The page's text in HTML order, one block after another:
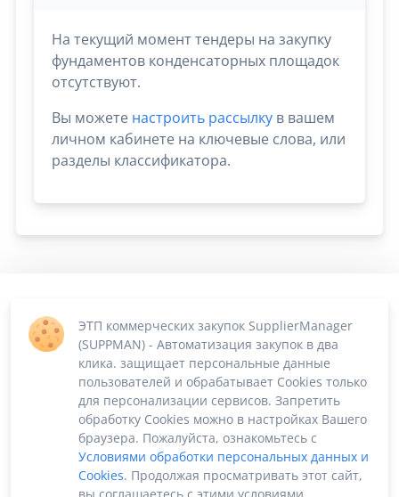
На текущий момент тендеры на закупку
фундаментов конденсаторных площадок
отсутствуют.
Вы можете настроить рассылку в вашем
личном кабинете на ключевые слова, или
разделы классификатора.
ЭТП коммерческих закупок SupplierManager
(SUPPMAN) - Автоматизация закупок в два
клика. защищает персональные данные
пользователей и обрабатывает Cookies только
для персонализации сервисов. Запретить
обработку Cookies можно в настройках Вашего
браузера. Пожалуйста, ознакомьтесь с
Условиями обработки персональных данных и
Cookies. Продолжая просматривать этот сайт,